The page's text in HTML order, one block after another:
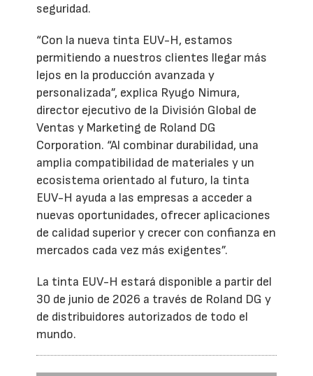
seguridad.
“Con la nueva tinta EUV-H, estamos
permitiendo a nuestros clientes llegar más
lejos en la producción avanzada y
personalizada”, explica Ryugo Nimura,
director ejecutivo de la División Global de
Ventas y Marketing de Roland DG
Corporation. “Al combinar durabilidad, una
amplia compatibilidad de materiales y un
ecosistema orientado al futuro, la tinta
EUV-H ayuda a las empresas a acceder a
nuevas oportunidades, ofrecer aplicaciones
de calidad superior y crecer con confianza en
mercados cada vez más exigentes”.
La tinta EUV-H estará disponible a partir del
30 de junio de 2026 a través de Roland DG y
de distribuidores autorizados de todo el
mundo.